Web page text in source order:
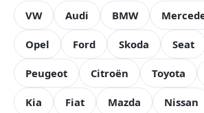
VW Audi BMW
Opel Ford Skoda Seat
Peugeot Citroën Toyota
Kia Fiat Mazda Nissan